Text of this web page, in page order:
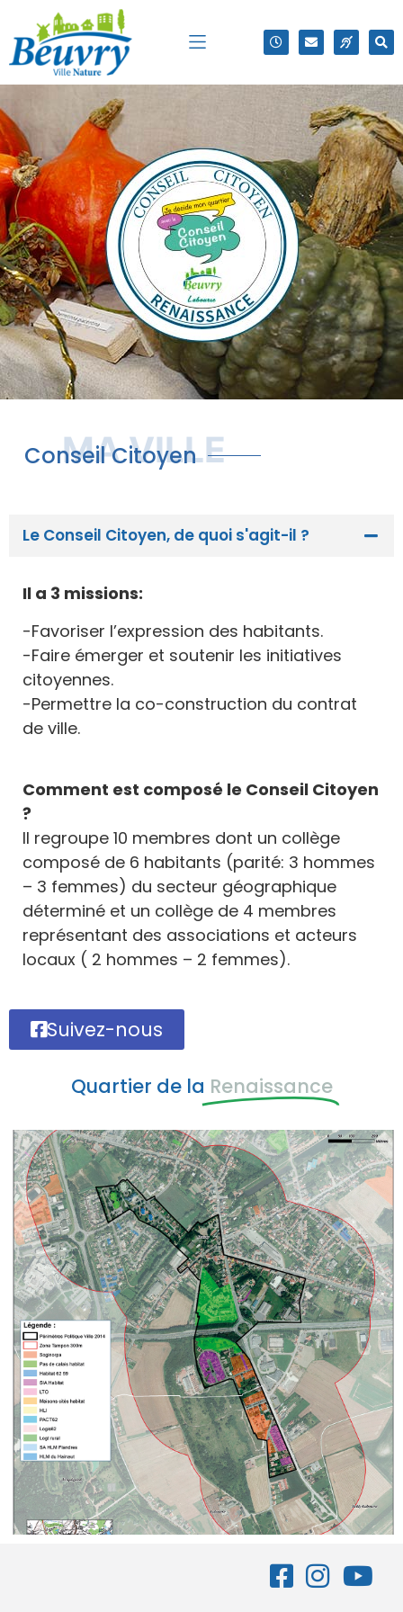
MA VILLE
Conseil Citoyen
Le Conseil Citoyen, de quoi s'agit-il ?
Il a 3 missions:
-Favoriser l’expression des habitants.
-Faire émerger et soutenir les initiatives
citoyennes.
-Permettre la co-construction du contrat
de ville.
Comment est composé le Conseil Citoyen
?
Il regroupe 10 membres dont un collège
composé de 6 habitants (parité: 3 hommes
– 3 femmes) du secteur géographique
déterminé et un collège de 4 membres
représentant des associations et acteurs
locaux ( 2 hommes – 2 femmes).
Suivez-nous
Quartier de la Renaissance